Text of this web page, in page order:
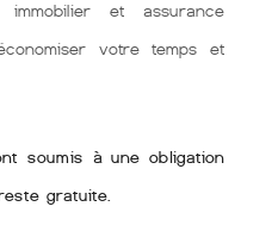
et assurance
votre temps et
soumis à une obligation
gratuite.